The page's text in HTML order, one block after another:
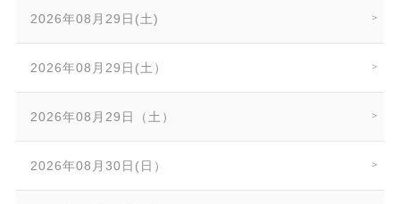
2026年08月29日(土)
2026年08月29日(土）
2026年08月29日（土）
2026年08月30日(日）